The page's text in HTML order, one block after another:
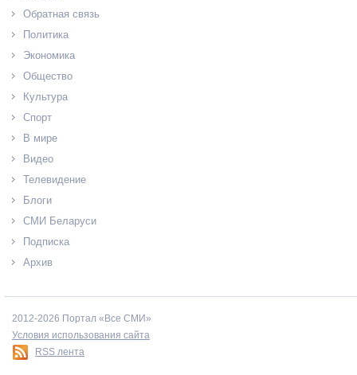
Обратная связь
Политика
Экономика
Общество
Культура
Спорт
В мире
Видео
Телевидение
Блоги
СМИ Беларуси
Подписка
Архив
2012-2026 Портал «Все СМИ»
Условия использования сайта
RSS лента